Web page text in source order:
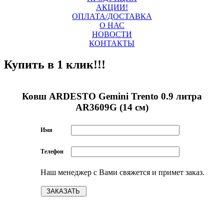
АКЦИИ!
ОПЛАТА/ДОСТАВКА
О НАС
НОВОСТИ
КОНТАКТЫ
Купить в 1 клик!!!
Ковш ARDESTO Gemini Trento 0.9 литра
AR3609G (14 см)
Имя
Телефон
Наш менеджер с Вами свяжется и примет заказ.